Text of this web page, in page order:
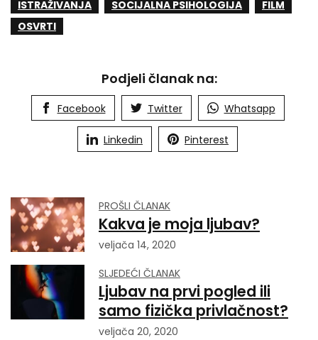
ISTRAŽIVANJA SOCIJALNA PSIHOLOGIJA
FILM
OSVRTI
Podjeli članak na:
Facebook Twitter Whatsapp
Linkedin Pinterest
PROŠLI ČLANAK
Kakva je moja ljubav?
veljača 14, 2020
SLJEDEĆI ČLANAK
Ljubav na prvi pogled ili
samo fizička privlačnost?
veljača 20, 2020